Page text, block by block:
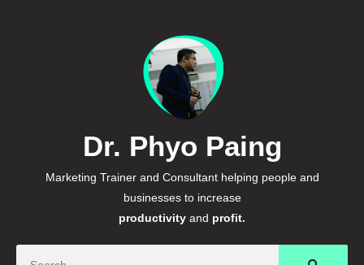
Dr. Phyo Paing
Marketing Trainer and Consultant helping people and
businesses to increase
productivity and profit.